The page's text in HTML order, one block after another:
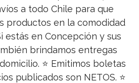
a todo Chile para que
productos en la comodidad
estás en Concepción y sus
brindamos entregas
⭐ Emitimos boletas
publicados son NETOS. ⭐